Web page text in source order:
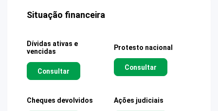
Situação financeira
Dívidas ativas e
vencidas
Consultar
Protesto nacional
Consultar
Cheques devolvidos Ações judiciais